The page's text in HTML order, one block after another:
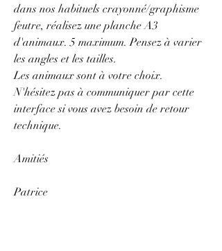
dans nos habituels crayonné/graphisme
feutre, réalisez une planche A3
d'animaux. 5 maximum. Pensez à varier
les angles et les tailles.
Les animaux sont à votre choix.
N'hésitez pas à communiquer par cette
interface si vous avez besoin de retour
technique.
Amitiés
Patrice